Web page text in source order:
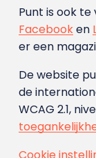
Punt is ook te
Facebooken
er een
De website
de
WCAG 2.1,
Cookie